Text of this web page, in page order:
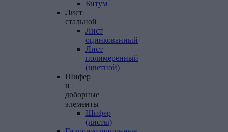
Битум
Лист
стальной
Лист
оцинкованный
Лист
полимеренный
(цветной)
Шифер
и
доборные
элементы
Шифер
(листы)